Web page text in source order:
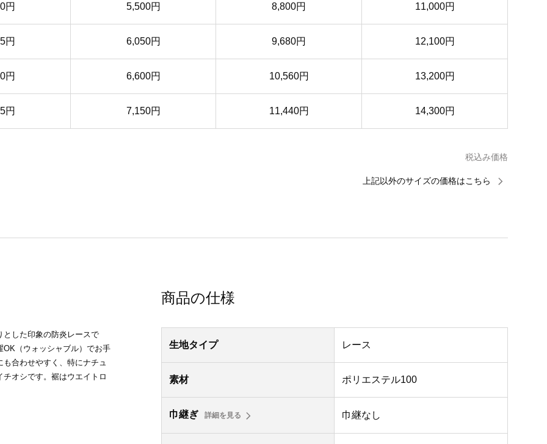
円 5,500円 8,800円 11,000円
円 6,050円 9,680円 12,100円
円 6,600円 10,560円 13,200円
円 7,150円 11,440円 14,300円
税込み価格
上記以外のサイズの価格はこちら
とした印象の防炎レースで
（ウォッシャブル）でお手
合わせやすく、特にナチュ
オシです。裾はウエイトロ
商品の仕様
生地タイプ レース
素材 ポリエステル100
巾継ぎ 詳細を見る 巾継なし